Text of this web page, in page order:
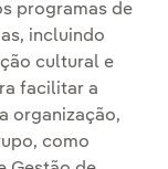
programas de
incluindo
cultural e
facilitar a
organização,
como